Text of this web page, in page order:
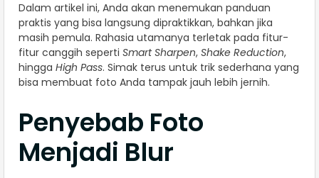
Dalam artikel ini, Anda akan menemukan panduan
praktis yang bisa langsung dipraktikkan, bahkan jika
masih pemula. Rahasia utamanya terletak pada fitur-
fitur canggih seperti Smart Sharpen, Shake Reduction,
hingga High Pass. Simak terus untuk trik sederhana yang
bisa membuat foto Anda tampak jauh lebih jernih.
Penyebab Foto
Menjadi Blur